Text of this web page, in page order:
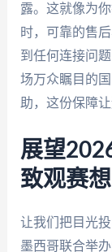
露。这就像为
时，可靠的售
到任何连接问
场万众瞩目的
助，这份保障
展望
致观赛
让我们把目光
墨西哥联合举